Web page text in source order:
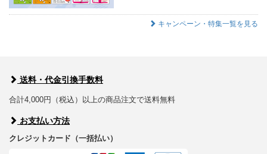
キャンペーン・特集一覧を見る
送料・代金引換手数料
合計4,000円（税込）以上の商品注文で送料無料
お支払い方法
クレジットカード（一括払い）